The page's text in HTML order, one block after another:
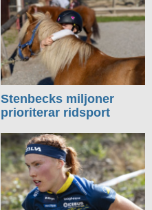
Stenbecks miljoner
prioriterar ridsport